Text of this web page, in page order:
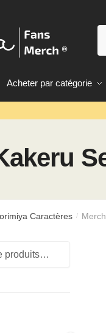
Acheter par catégorie
Caractères /